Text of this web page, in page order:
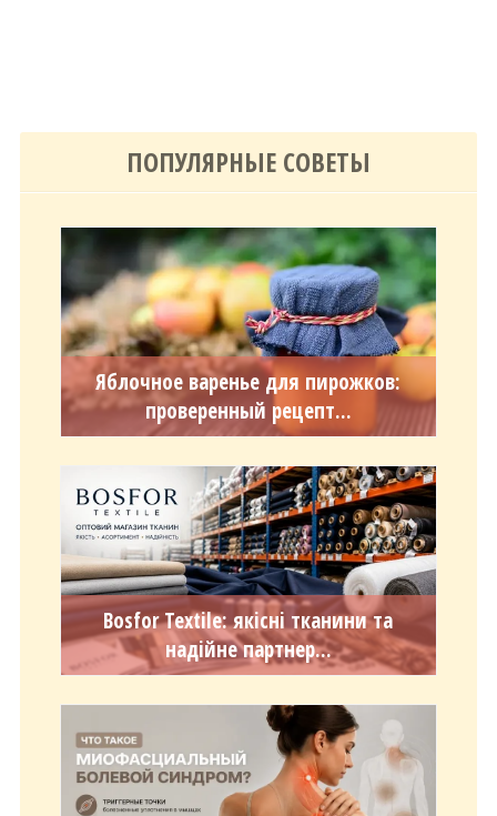
ПОПУЛЯРНЫЕ СОВЕТЫ
Яблочное варенье для пирожков:
проверенный рецепт...
Bosfor Textile: якісні тканини та
надійне партнер...